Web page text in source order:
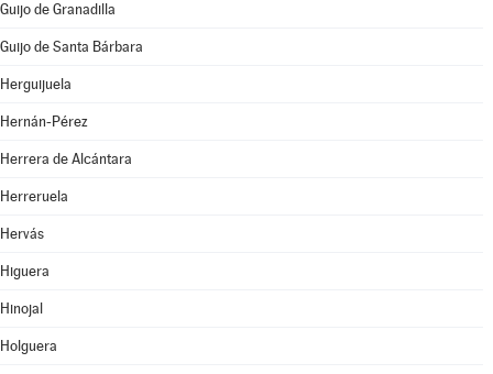
Guijo de Granadilla
Guijo de Santa Bárbara
Herguijuela
Hernán-Pérez
Herrera de Alcántara
Herreruela
Hervás
Higuera
Hinojal
Holguera